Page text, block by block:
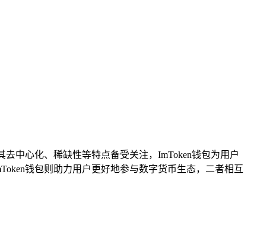
中心化、稀缺性等特点备受关注，ImToken钱包为用户
钱包则助力用户更好地参与数字货币生态，二者相互